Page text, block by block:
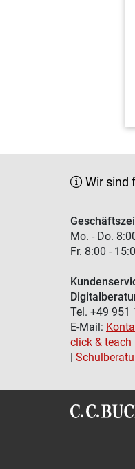
Wir sind
Mo. - Do.
Fr. 8:00 -
Tel. +49 951
E-Mail:
click & teach
|